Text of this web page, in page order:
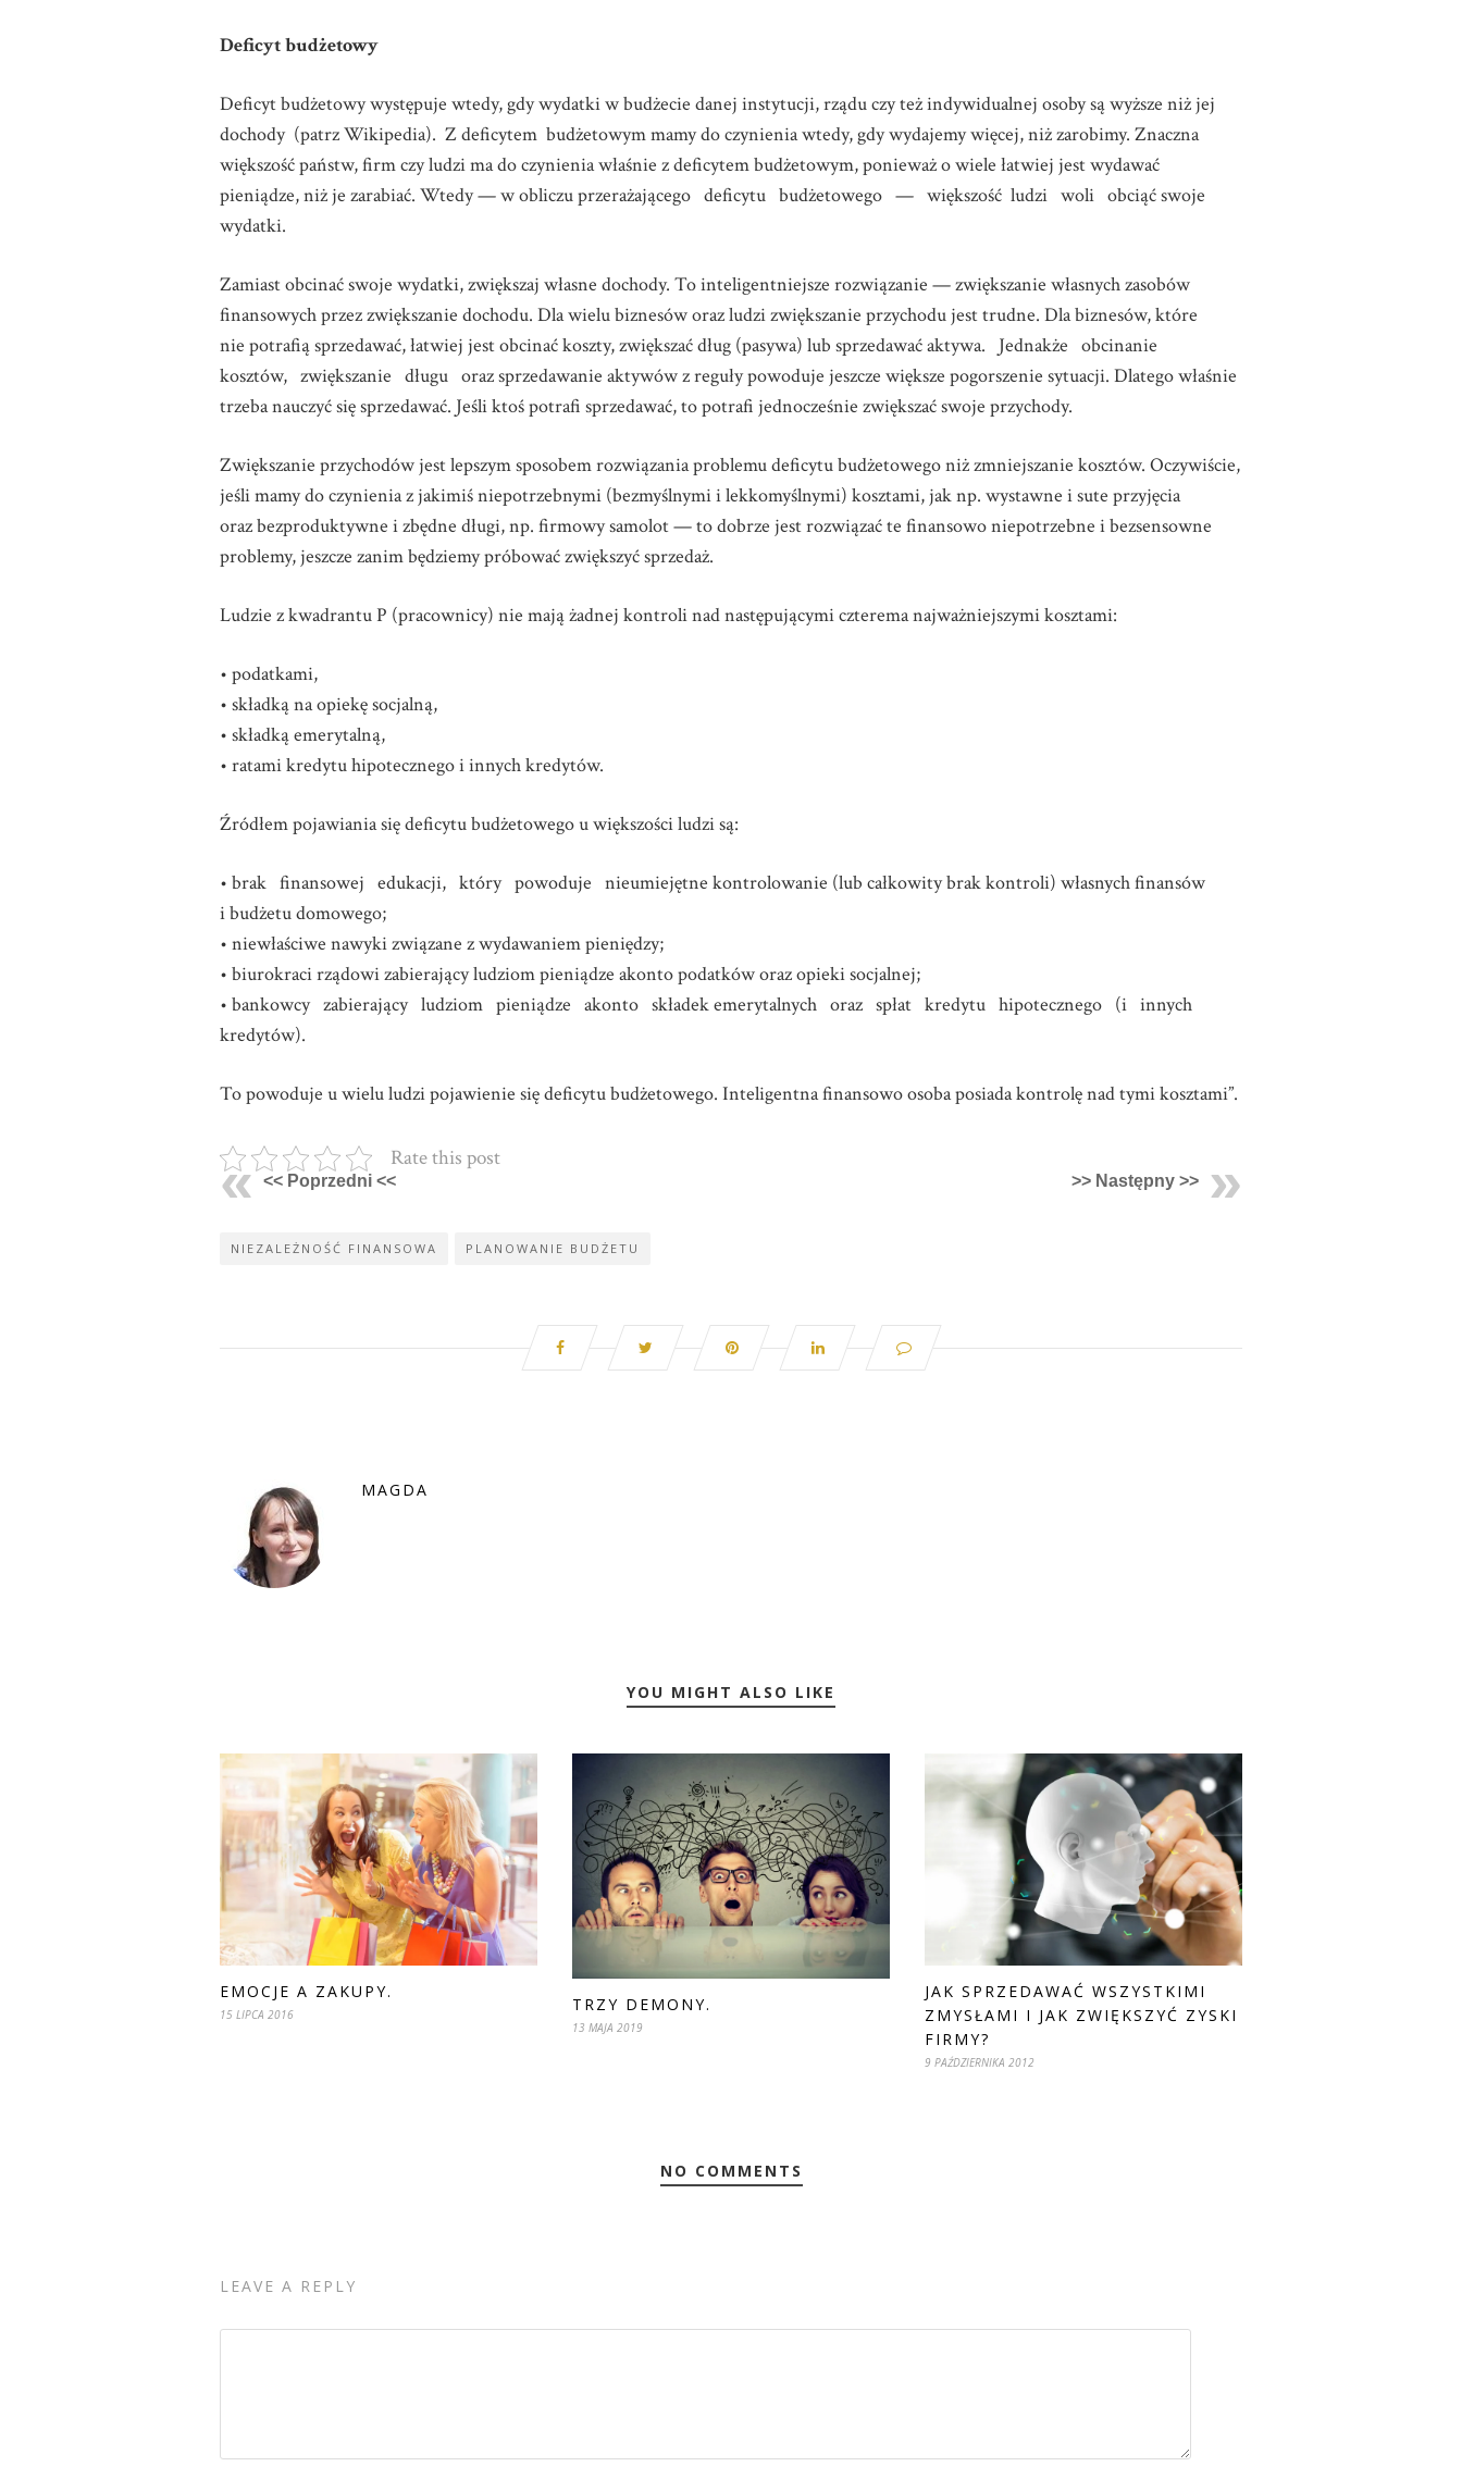
Deficyt budżetowy
Deficyt budżetowy występuje wtedy, gdy wydatki w budżecie danej instytucji, rządu czy też indywidualnej osoby są wyższe niż jej
dochody (patrz Wikipedia). Z deficytem budżetowym mamy do czynienia wtedy, gdy wydajemy więcej, niż zarobimy. Znaczna
większość państw, firm czy ludzi ma do czynienia właśnie z deficytem budżetowym, ponieważ o wiele łatwiej jest wydawać
pieniądze, niż je zarabiać. Wtedy — w obliczu przerażającego deficytu budżetowego — większość ludzi woli obciąć swoje
wydatki.
Zamiast obcinać swoje wydatki, zwiększaj własne dochody. To inteligentniejsze rozwiązanie — zwiększanie własnych zasobów
finansowych przez zwiększanie dochodu. Dla wielu biznesów oraz ludzi zwiększanie przychodu jest trudne. Dla biznesów, które
nie potrafią sprzedawać, łatwiej jest obcinać koszty, zwiększać dług (pasywa) lub sprzedawać aktywa. Jednakże obcinanie
kosztów, zwiększanie długu oraz sprzedawanie aktywów z reguły powoduje jeszcze większe pogorszenie sytuacji. Dlatego właśnie
trzeba nauczyć się sprzedawać. Jeśli ktoś potrafi sprzedawać, to potrafi jednocześnie zwiększać swoje przychody.
Zwiększanie przychodów jest lepszym sposobem rozwiązania problemu deficytu budżetowego niż zmniejszanie kosztów. Oczywiście,
jeśli mamy do czynienia z jakimiś niepotrzebnymi (bezmyślnymi i lekkomyślnymi) kosztami, jak np. wystawne i sute przyjęcia
oraz bezproduktywne i zbędne długi, np. firmowy samolot — to dobrze jest rozwiązać te finansowo niepotrzebne i bezsensowne
problemy, jeszcze zanim będziemy próbować zwiększyć sprzedaż.
Ludzie z kwadrantu P (pracownicy) nie mają żadnej kontroli nad następującymi czterema najważniejszymi kosztami:
• podatkami,
• składką na opiekę socjalną,
• składką emerytalną,
• ratami kredytu hipotecznego i innych kredytów.
Źródłem pojawiania się deficytu budżetowego u większości ludzi są:
• brak finansowej edukacji, który powoduje nieumiejętne kontrolowanie (lub całkowity brak kontroli) własnych finansów
i budżetu domowego;
• niewłaściwe nawyki związane z wydawaniem pieniędzy;
• biurokraci rządowi zabierający ludziom pieniądze akonto podatków oraz opieki socjalnej;
• bankowcy zabierający ludziom pieniądze akonto składek emerytalnych oraz spłat kredytu hipotecznego (i innych
kredytów).
To powoduje u wielu ludzi pojawienie się deficytu budżetowego. Inteligentna finansowo osoba posiada kontrolę nad tymi kosztami”.
Rate this post
<< Poprzedni << >> Następny >>
NIEZALEŻNOŚĆ FINANSOWA PLANOWANIE BUDŻETU
MAGDA
YOU MIGHT ALSO LIKE
EMOCJE A ZAKUPY.
15 LIPCA 2016 TRZY DEMONY.
13 MAJA 2019
JAK SPRZEDAWAĆ WSZYSTKIMI
ZMYSŁAMI I JAK ZWIĘKSZYĆ ZYSKI
FIRMY?
9 PAŹDZIERNIKA 2012
NO COMMENTS
LEAVE A REPLY